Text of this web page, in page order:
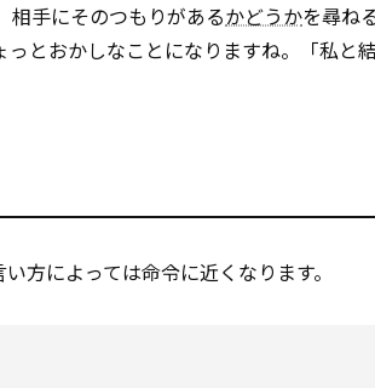
手にそのつもりがあるかどうかを尋ね
とおかしなことになりますね。「私と
い方によっては命令に近くなります。